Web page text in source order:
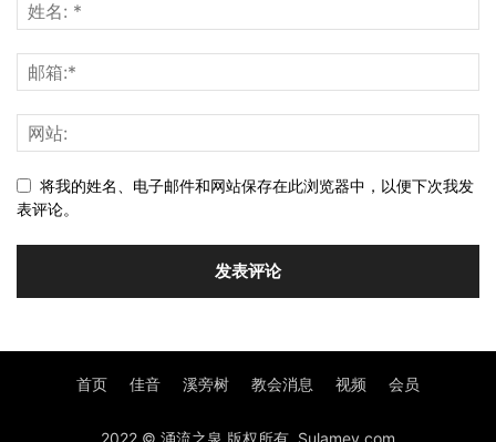
将我的姓名、电子邮件和网站保存在此浏览器中，以便下次我发
表评论。
首页 佳音 溪旁树 教会消息 视频 会员
2022 © 涌流之泉 版权所有. Sulamev.com